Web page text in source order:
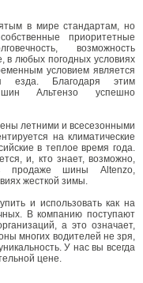
в мире стандартам, но
приоритетные
возможность
в любых погодных условиях
условием является
езда. Благодаря этим
шин Альтензо успешно
летними и всесезонными
на климатические
в теплое время года.
и, кто знает, возможно,
шины Altenzo,
жесткой зимы.
и использовать как на
В компанию поступают
а это означает,
многих водителей не зря,
У нас вы всегда
цене.